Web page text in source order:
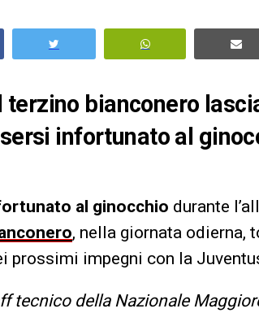
terzino bianconero
infortunato al
al ginocchio durante
, nella giornata odierna,
prossimi impegni con la
tecnico della Nazionale